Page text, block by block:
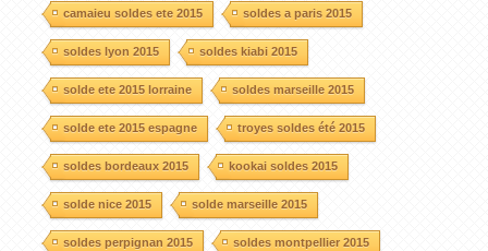
camaieu soldes ete 2015 soldes a paris 2015
soldes lyon 2015 soldes kiabi 2015
solde ete 2015 lorraine soldes marseille 2015
solde ete 2015 espagne troyes soldes été 2015
soldes bordeaux 2015 kookai soldes 2015
solde nice 2015 solde marseille 2015
soldes perpignan 2015 soldes montpellier 2015